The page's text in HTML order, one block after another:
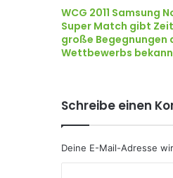
WCG 2011 Samsung
Super Match gibt
große Begegnungen
Wettbewerbs
Schreibe einen
Deine E-Mail-Adresse